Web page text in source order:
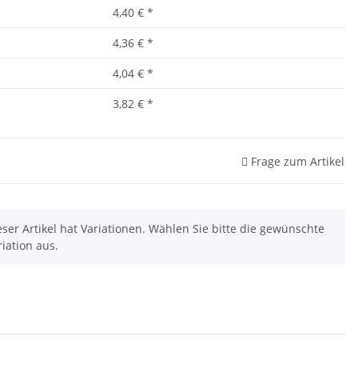
4,40 € *
4,36 € *
4,04 € *
3,82 € *
Frage zum Artikel
Artikel hat Variationen. Wählen Sie bitte die gewünschte
aus.